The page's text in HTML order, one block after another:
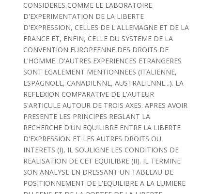
CONSIDERES COMME LE LABORATOIRE
D'EXPERIMENTATION DE LA LIBERTE
D'EXPRESSION, CELLES DE L'ALLEMAGNE ET DE LA
FRANCE ET, ENFIN, CELLE DU SYSTEME DE LA
CONVENTION EUROPEENNE DES DROITS DE
L'HOMME. D'AUTRES EXPERIENCES ETRANGERES
SONT EGALEMENT MENTIONNEES (ITALIENNE,
ESPAGNOLE, CANADIENNE, AUSTRALIENNE...). LA
REFLEXION COMPARATIVE DE L'AUTEUR
S'ARTICULE AUTOUR DE TROIS AXES. APRES AVOIR
PRESENTE LES PRINCIPES REGLANT LA
RECHERCHE D'UN EQUILIBRE ENTRE LA LIBERTE
D'EXPRESSION ET LES AUTRES DROITS OU
INTERETS (I), IL SOULIGNE LES CONDITIONS DE
REALISATION DE CET EQUILIBRE (II). IL TERMINE
SON ANALYSE EN DRESSANT UN TABLEAU DE
POSITIONNEMENT DE L'EQUILIBRE A LA LUMIERE